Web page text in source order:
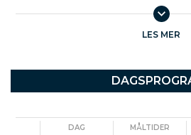
kunst, håndverk og husflid,
uforglemmelig reise til den
Sveriges mest sjarmerende
du får muligheten til å møte
tekstildesignere og besøke
får du et eksklusivt innblikk i
LES MER
DAG MÅLTIDER